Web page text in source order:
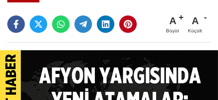
A
Büyüt
A
Küçült